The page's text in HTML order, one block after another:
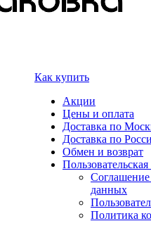
Как купить
Акции
Цены и оплата
Доставка по
Доставка по
Обмен и возврат
Соглашение
данных
Политика